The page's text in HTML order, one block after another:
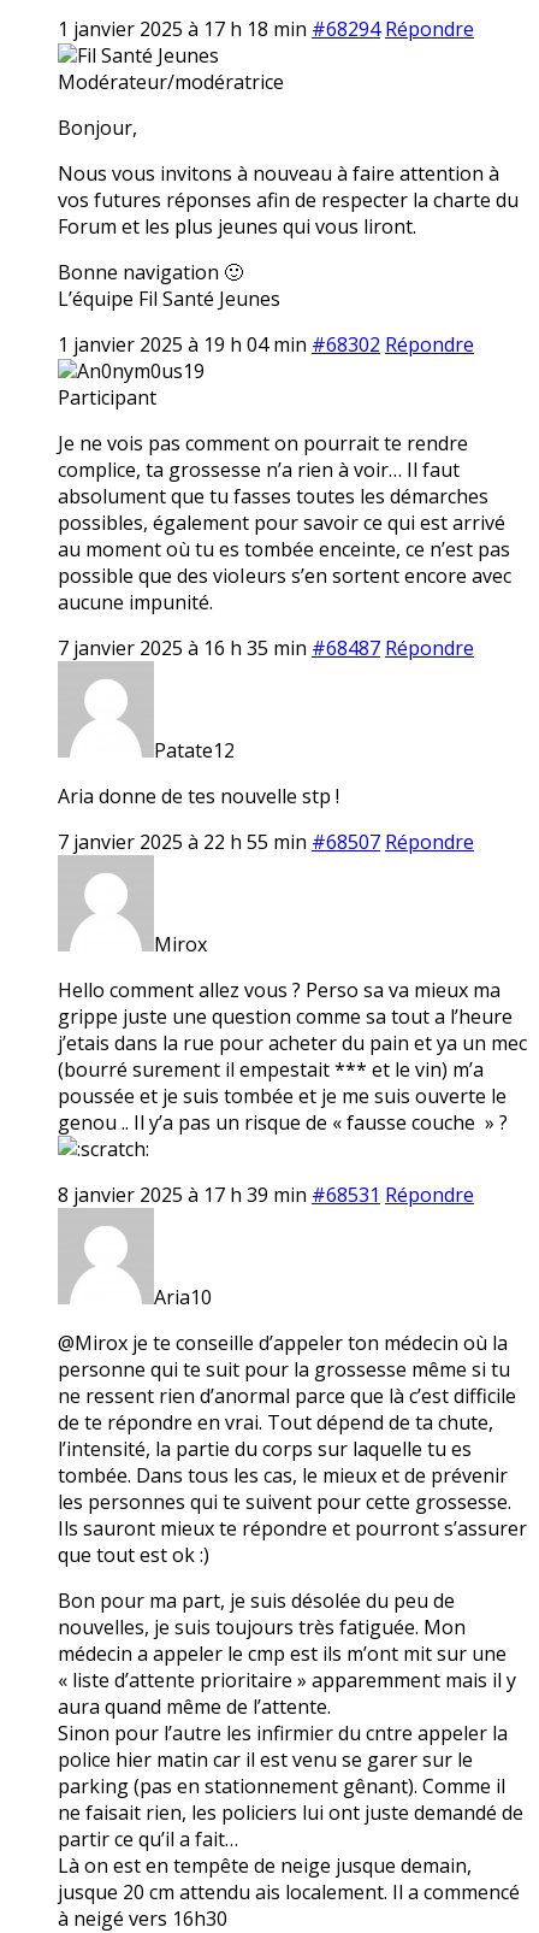
1 janvier 2025 à 17 h 18 min #68294 Répondre
Fil Santé Jeunes
Modérateur/modératrice
Bonjour,
Nous vous invitons à nouveau à faire attention à
vos futures réponses afin de respecter la charte du
Forum et les plus jeunes qui vous liront.
Bonne navigation 🙂
L’équipe Fil Santé Jeunes
1 janvier 2025 à 19 h 04 min #68302 Répondre
An0nym0us19
Participant
Je ne vois pas comment on pourrait te rendre
complice, ta grossesse n’a rien à voir… Il faut
absolument que tu fasses toutes les démarches
possibles, également pour savoir ce qui est arrivé
au moment où tu es tombée enceinte, ce n’est pas
possible que des vioIeurs s’en sortent encore avec
aucune impunité.
7 janvier 2025 à 16 h 35 min #68487 Répondre
Patate12
Aria donne de tes nouvelle stp !
7 janvier 2025 à 22 h 55 min #68507 Répondre
Mirox
Hello comment allez vous ? Perso sa va mieux ma
grippe juste une question comme sa tout a l’heure
j’etais dans la rue pour acheter du pain et ya un mec
(bourré surement il empestait *** et le vin) m’a
poussée et je suis tombée et je me suis ouverte le
genou .. Il y’a pas un risque de « fausse couche » ?
8 janvier 2025 à 17 h 39 min #68531 Répondre
Aria10
@Mirox je te conseille d’appeler ton médecin où la
personne qui te suit pour la grossesse même si tu
ne ressent rien d’anormal parce que là c’est difficile
de te répondre en vrai. Tout dépend de ta chute,
l’intensité, la partie du corps sur laquelle tu es
tombée. Dans tous les cas, le mieux et de prévenir
les personnes qui te suivent pour cette grossesse.
Ils sauront mieux te répondre et pourront s’assurer
que tout est ok :)
Bon pour ma part, je suis désolée du peu de
nouvelles, je suis toujours très fatiguée. Mon
médecin a appeler le cmp est ils m’ont mit sur une
« liste d’attente prioritaire » apparemment mais il y
aura quand même de l’attente.
Sinon pour l’autre les infirmier du cntre appeler la
police hier matin car il est venu se garer sur le
parking (pas en stationnement gênant). Comme il
ne faisait rien, les policiers lui ont juste demandé de
partir ce qu’il a fait…
Là on est en tempête de neige jusque demain,
jusque 20 cm attendu ais localement. Il a commencé
à neigé vers 16h30